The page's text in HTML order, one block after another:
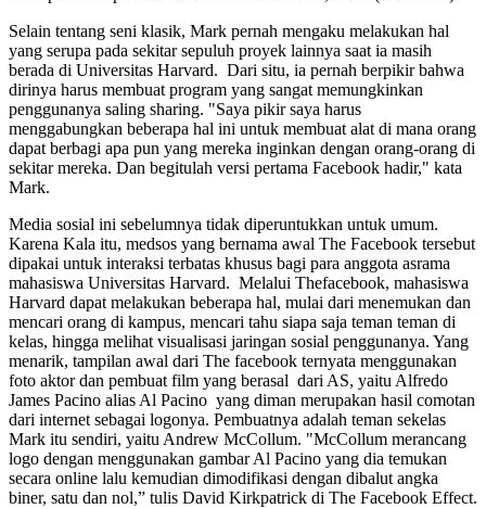
Selain tentang seni klasik, Mark pernah mengaku melakukan hal
yang serupa pada sekitar sepuluh proyek lainnya saat ia masih
berada di Universitas Harvard. Dari situ, ia pernah berpikir bahwa
dirinya harus membuat program yang sangat memungkinkan
penggunanya saling sharing. "Saya pikir saya harus
menggabungkan beberapa hal ini untuk membuat alat di mana orang
dapat berbagi apa pun yang mereka inginkan dengan orang-orang di
sekitar mereka. Dan begitulah versi pertama Facebook hadir," kata
Mark.
Media sosial ini sebelumnya tidak diperuntukkan untuk umum.
Karena Kala itu, medsos yang bernama awal The Facebook tersebut
dipakai untuk interaksi terbatas khusus bagi para anggota asrama
mahasiswa Universitas Harvard. Melalui Thefacebook, mahasiswa
Harvard dapat melakukan beberapa hal, mulai dari menemukan dan
mencari orang di kampus, mencari tahu siapa saja teman teman di
kelas, hingga melihat visualisasi jaringan sosial penggunanya. Yang
menarik, tampilan awal dari The facebook ternyata menggunakan
foto aktor dan pembuat film yang berasal dari AS, yaitu Alfredo
James Pacino alias Al Pacino yang diman merupakan hasil comotan
dari internet sebagai logonya. Pembuatnya adalah teman sekelas
Mark itu sendiri, yaitu Andrew McCollum. "McCollum merancang
logo dengan menggunakan gambar Al Pacino yang dia temukan
secara online lalu kemudian dimodifikasi dengan dibalut angka
biner, satu dan nol,” tulis David Kirkpatrick di The Facebook Effect.